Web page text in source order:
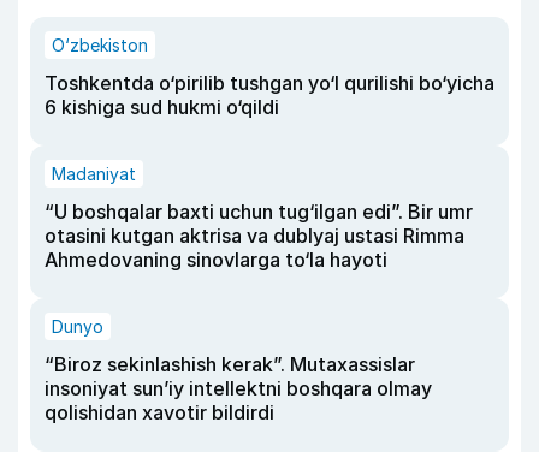
O‘zbekiston
Toshkentda o‘pirilib tushgan yo‘l qurilishi bo‘yicha
6 kishiga sud hukmi o‘qildi
Madaniyat
“U boshqalar baxti uchun tug‘ilgan edi”. Bir umr
otasini kutgan aktrisa va dublyaj ustasi Rimma
Ahmedovaning sinovlarga to‘la hayoti
Dunyo
“Biroz sekinlashish kerak”. Mutaxassislar
insoniyat sun’iy intellektni boshqara olmay
qolishidan xavotir bildirdi